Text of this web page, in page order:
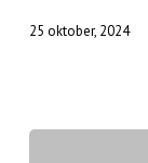
25 oktober, 2024